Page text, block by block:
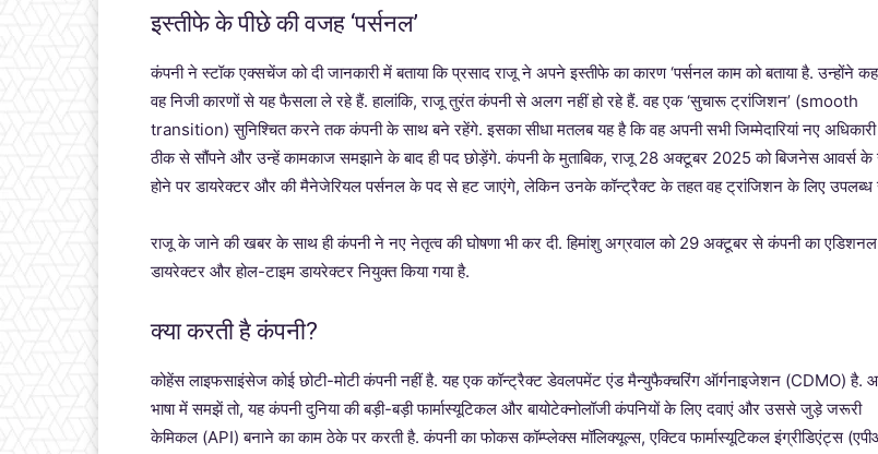
इस्तीफे के पीछे की वजह ‘पर्सनल’
कंपनी ने स्टॉक एक्सचेंज को दी जानकारी में बताया कि प्रसाद राजू ने अपने इस्तीफे का कारण ‘पर्सनल काम को बताया है. उन्होंने
वह निजी कारणों से यह फैसला ले रहे हैं. हालांकि, राजू तुरंत कंपनी से अलग नहीं हो रहे हैं. वह एक ‘सुचारू ट्रांजिशन’ (smooth
transition) सुनिश्चित करने तक कंपनी के साथ बने रहेंगे. इसका सीधा मतलब यह है कि वह अपनी सभी जिम्मेदारियां नए
ठीक से सौंपने और उन्हें कामकाज समझाने के बाद ही पद छोड़ेंगे. कंपनी के मुताबिक, राजू 28 अक्टूबर 2025 को बिजनेस आवर्स
होने पर डायरेक्टर और की मैनेजेरियल पर्सनल के पद से हट जाएंगे, लेकिन उनके कॉन्ट्रैक्ट के तहत वह ट्रांजिशन के लिए उपलब्ध
राजू के जाने की खबर के साथ ही कंपनी ने नए नेतृत्व की घोषणा भी कर दी. हिमांशु अग्रवाल को 29 अक्टूबर से कंपनी का एडिशनल
डायरेक्टर और होल-टाइम डायरेक्टर नियुक्त किया गया है.
क्या करती है कंपनी?
कोहेंस लाइफसाइंसेज कोई छोटी-मोटी कंपनी नहीं है. यह एक कॉन्ट्रैक्ट डेवलपमेंट एंड मैन्युफैक्चरिंग ऑर्गनाइजेशन (CDMO) है.
भाषा में समझें तो, यह कंपनी दुनिया की बड़ी-बड़ी फार्मास्यूटिकल और बायोटेक्नोलॉजी कंपनियों के लिए दवाएं और उससे जुड़े जरूरी
केमिकल (API) बनाने का काम ठेके पर करती है. कंपनी का फोकस कॉम्प्लेक्स मॉलिक्यूल्स, एक्टिव फार्मास्यूटिकल इंग्रीडिएंट्स